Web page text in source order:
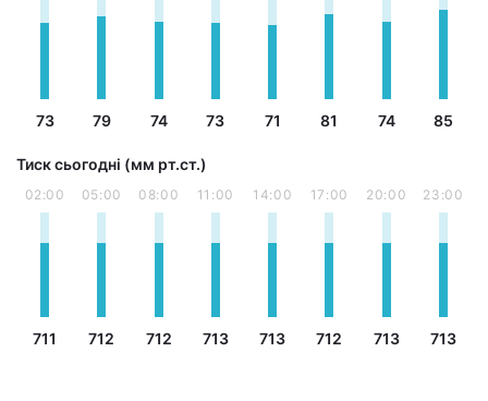
73 79 74 73 71 81 74 85
Тиск сьогодні (мм рт.ст.)
02:00
711
05:00
712
08:00
712
11:00
713
14:00
713
17:00
712
20:00
713
23:00
713